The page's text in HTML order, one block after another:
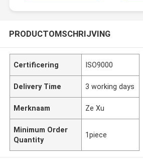
PRODUCTOMSCHRIJVING
Certificering ISO9000
Delivery Time 3 working days
Merknaam Ze Xu
Minimum Order
Quantity
1piece